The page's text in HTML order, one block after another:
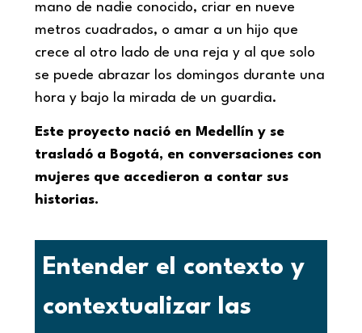
mano de nadie conocido, criar en nueve
metros cuadrados, o amar a un hijo que
crece al otro lado de una reja y al que solo
se puede abrazar los domingos durante una
hora y bajo la mirada de un guardia.
Este proyecto nació en Medellín y se
trasladó a Bogotá, en conversaciones con
mujeres que accedieron a contar sus
historias.
Entender el contexto y
contextualizar las